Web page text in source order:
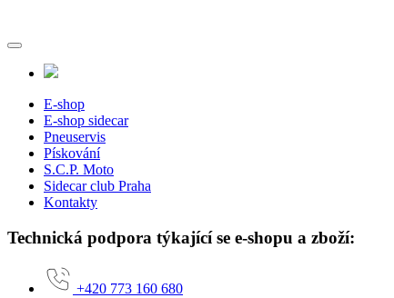
E-shop
E-shop sidecar
Pneuservis
Pískování
S.C.P. Moto
Sidecar club Praha
Kontakty
Technická podpora týkající se e-shopu a zboží:
+420 773 160 680